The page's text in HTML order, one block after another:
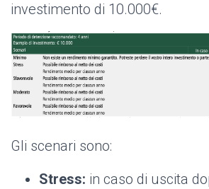
investimento di 10.000€.
Gli scenari sono:
Stress: in caso di uscita